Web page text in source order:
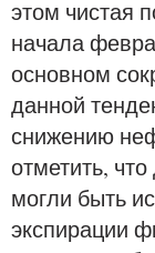
этом чистая
начала
основном
данной
снижению
отметить,
могли быть
экспирации